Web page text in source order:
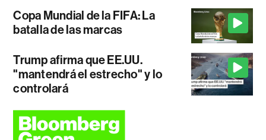
Copa Mundial de la FIFA: La
batalla de las marcas
Trump afirma que EE.UU.
"mantendrá el estrecho" y lo
controlará